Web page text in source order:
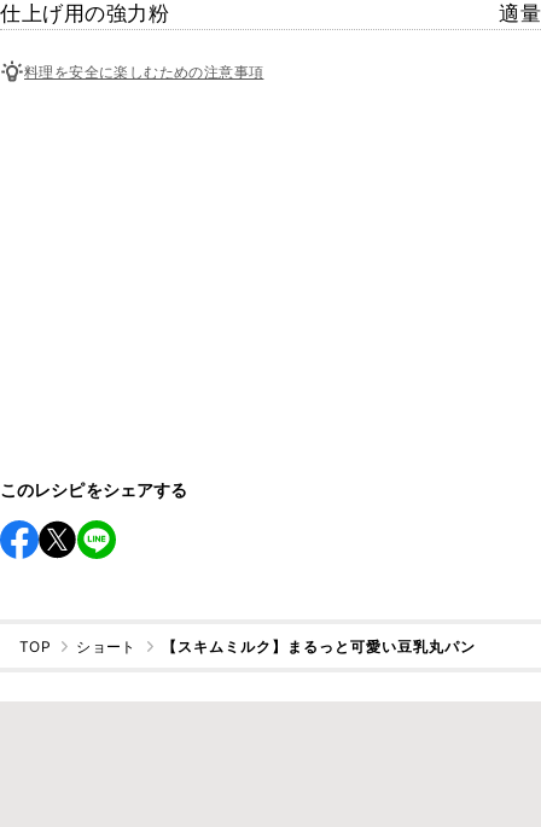
仕上げ用の強力粉
適量
料理を安全に楽しむための注意事項
このレシピをシェアする
TOP ショート 【スキムミルク】まるっと可愛い豆乳丸パン